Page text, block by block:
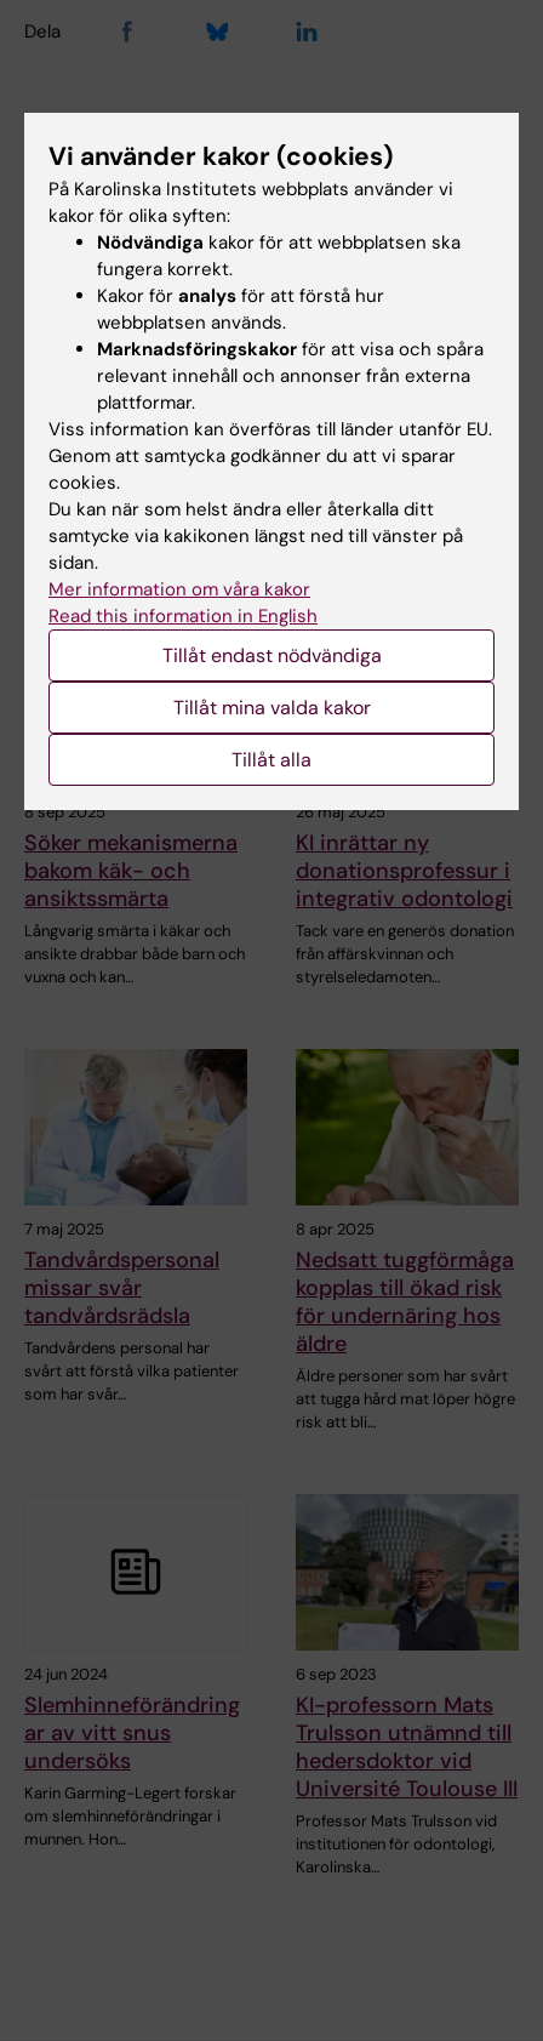
Dela
Relaterade artiklar
Nicola Orsini och
Karin Garming Legert
tilldelas Pedagogiska
priset
Kommittén för utbildning på
grundnivå och avancerad nivå
har beslutat att…
23 okt 2025
behandlingen för
läpp-, käk- och
Vi vet fortfarande inte vilken
behandling som fungerar bäst
8 sep 2025
Söker mekanismerna
bakom käk- och
ansiktssmärta
Långvarig smärta i käkar och
ansikte drabbar både barn och
vuxna och kan…
26 maj 2025
KI inrättar ny
donationsprofessur i
integrativ odontologi
Tack vare en generös donation
från affärskvinnan och
styrelseledamoten…
7 maj 2025
Tandvårdspersonal
missar svår
tandvårdsrädsla
Tandvårdens personal har
svårt att förstå vilka patienter
som har svår…
8 apr 2025
Nedsatt tuggförmåga
kopplas till ökad risk
för undernäring hos
äldre
Äldre personer som har svårt
att tugga hård mat löper högre
risk att bli…
24 jun 2024
Slemhinneförändring
ar av vitt snus
undersöks
Karin Garming-Legert forskar
om slemhinneförändringar i
munnen. Hon…
6 sep 2023
KI-professorn Mats
Trulsson utnämnd till
hedersdoktor vid
Université Toulouse III
Professor Mats Trulsson vid
institutionen för odontologi,
Karolinska…
Vi använder kakor (cookies)
På Karolinska Institutets webbplats använder vi
kakor för olika syften:
Nödvändiga kakor för att webbplatsen ska
fungera korrekt.
Kakor för analys för att förstå hur
webbplatsen används.
Marknadsföringskakor för att visa och spåra
relevant innehåll och annonser från externa
plattformar.
Viss information kan överföras till länder utanför EU.
Genom att samtycka godkänner du att vi sparar
cookies.
Du kan när som helst ändra eller återkalla ditt
samtycke via kakikonen längst ned till vänster på
sidan.
Mer information om våra kakor
Read this information in English
Tillåt endast nödvändiga
Tillåt mina valda kakor
Tillåt alla